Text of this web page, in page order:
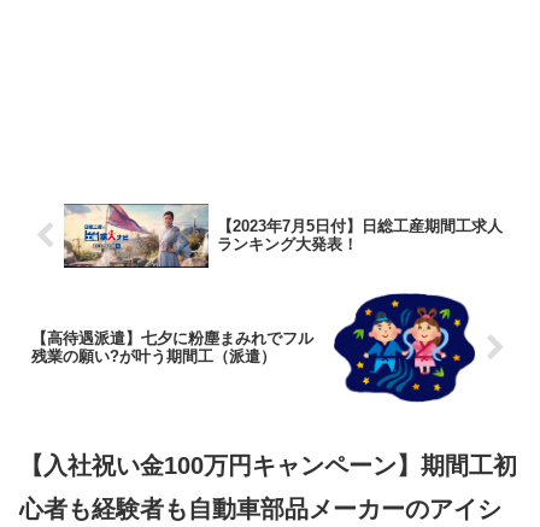
【2023年7月5日付】日総工産期間工求人
ランキング大発表！
【高待遇派遣】七夕に粉塵まみれでフル
残業の願い?が叶う期間工（派遣）
【入社祝い金100万円キャンペーン】期間工初
心者も経験者も自動車部品メーカーのアイシ